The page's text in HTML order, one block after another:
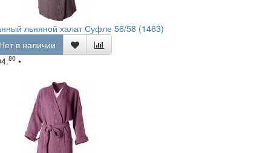
льняной халат Суфле 56/58 (1463)
в наличии
80 •